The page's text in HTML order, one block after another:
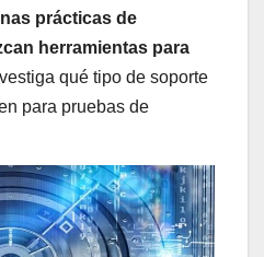
prácticas de
herramientas para
qué tipo de soporte
para pruebas de